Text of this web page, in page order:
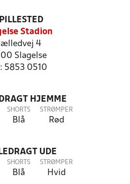
Stadion
4
Slagelse
5853 0510
HJEMME
SHORTS
Blå
STRØMPER
Rød
UDE
SHORTS
Blå
STRØMPER
Hvid